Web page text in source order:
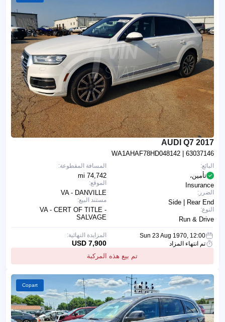
2017 AUDI Q7
WA1AHAF78HD048142 | 63037146
المسافة المقطوعة:
74,742 mi
الموقع:
VA - DANVILLE
مستند البيع:
VA - CERT OF TITLE -
SALVAGE
البائع:
تأمين،
Insurance
الضرر:
Side | Rear End
النوع:
Run & Drive
Sun 23 Aug 1970, 12:00
تم انتهاء المزاد
تم بيع هذه المركبة
المزايدة النهائية:
7,900 USD
Copart